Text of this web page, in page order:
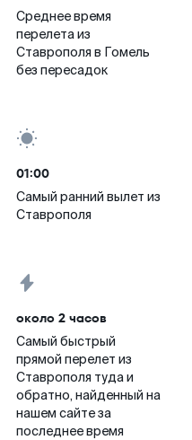
Среднее время
перелета из
Ставрополя в Гомель
без пересадок
01:00
Самый ранний вылет из
Ставрополя
около 2 часов
Самый быстрый
прямой перелет из
Ставрополя туда и
обратно, найденный на
нашем сайте за
последнее время